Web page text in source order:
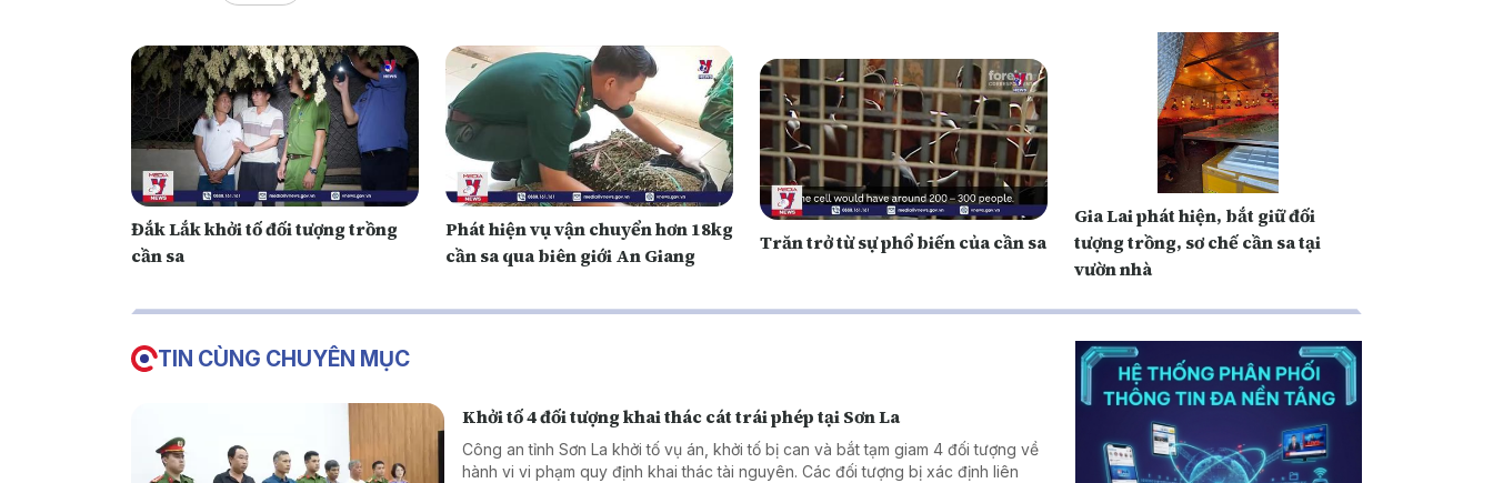
Đắk Lắk khởi tố đối tượng trồng
cần sa
Phát hiện vụ vận chuyển hơn 18kg
cần sa qua biên giới An Giang
Trăn trở từ sự phổ biến của cần sa
Gia Lai phát hiện, bắt giữ đối
tượng trồng, sơ chế cần sa tại
vườn nhà
TIN CÙNG CHUYÊN MỤC
Khởi tố 4 đối tượng khai thác cát trái phép tại Sơn La
Công an tỉnh Sơn La khởi tố vụ án, khởi tố bị can và bắt tạm giam 4 đối tượng về
hành vi vi phạm quy định khai thác tài nguyên. Các đối tượng bị xác định liên